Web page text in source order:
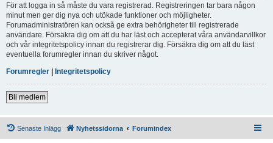
För att logga in så måste du vara registrerad. Registreringen tar bara någon
minut men ger dig nya och utökade funktioner och möjligheter.
Forumadministratören kan också ge extra behörigheter till registrerade
användare. Försäkra dig om att du har läst och accepterat våra användarvillkor
och vår integritetspolicy innan du registrerar dig. Försäkra dig om att du läst
eventuella forumregler innan du skriver något.
Forumregler | Integritetspolicy
Bli medlem
Senaste Inlägg Nyhetssidorna Forumindex